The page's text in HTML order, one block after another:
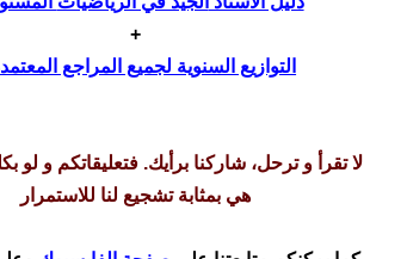
+
التوازيع السنوية لجميع المراجع المعتمدة
لا تقرأ و ترحل، شاركنا برأيك. فتعليقاتكم و لو
هي بمثابة تشجيع لنا للاستمرار